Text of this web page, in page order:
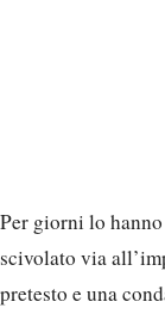
Per giorni lo
scivolato via
pretesto e una